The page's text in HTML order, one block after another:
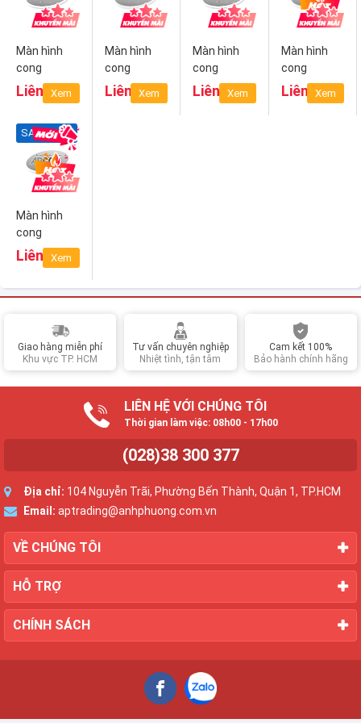
Màn hình
cong
Samsung
QLED
LC34J791WTEXXV
Liên hệ
Xem
Màn hình
cong
Samsung
QLED
Liên hệ
Xem
Màn hình
cong
Gaming
Samsung
Liên hệ
Xem
Màn hình
cong
Gaming
Samsung
Liên hệ
Xem
SAMSUNG
Màn hình
cong
Gaming
Samsung
LC32JG51FDEXXV
Liên hệ
Xem
Giao hàng miễn phí
Khu vực TP. HCM
Tư vấn chuyên nghiệp
Nhiệt tình, tận tâm
Cam kết 100%
Bảo hành chính hãng
LIÊN HỆ VỚI CHÚNG TÔI
Thời gian làm việc: 08h00 - 17h00
(028)38 300 377
Địa chỉ: 104 Nguyễn Trãi, Phường Bến Thành, Quận 1, TP.HCM
Email: aptrading@anhphuong.com.vn
VỀ CHÚNG TÔI
HỖ TRỢ
CHÍNH SÁCH